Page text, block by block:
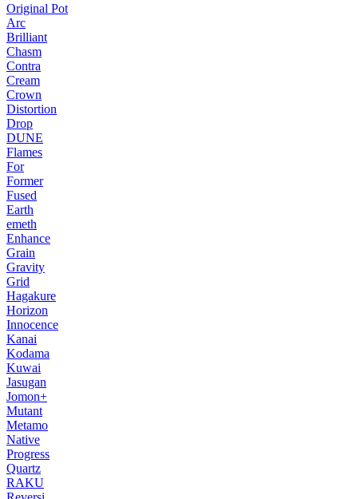
Original Pot
Arc
Brilliant
Chasm
Contra
Cream
Crown
Distortion
Drop
DUNE
Flames
For
Former
Fused
Earth
emeth
Enhance
Grain
Gravity
Grid
Hagakure
Horizon
Innocence
Kanai
Kodama
Kuwai
Jasugan
Jomon+
Mutant
Metamo
Native
Progress
Quartz
RAKU